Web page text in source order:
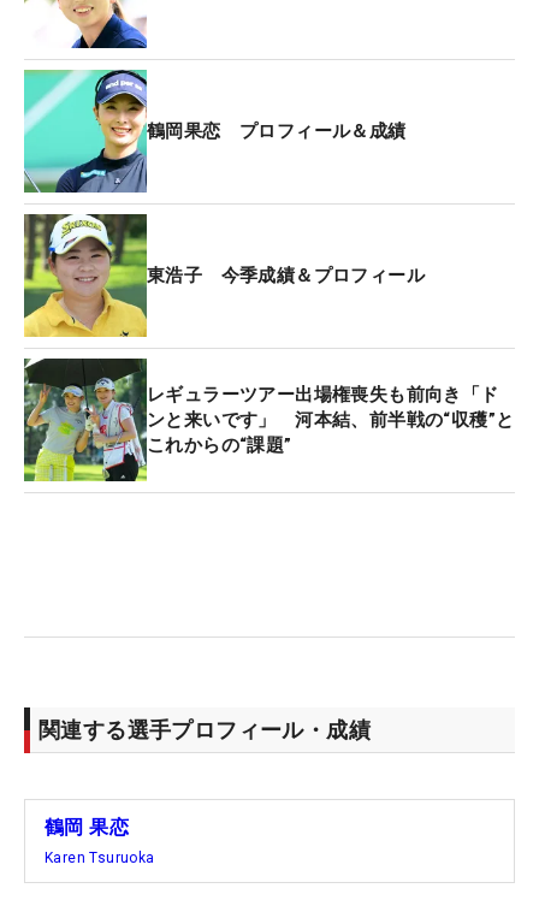
鶴岡果恋 プロフィール＆成績
東浩子 今季成績＆プロフィール
レギュラーツアー出場権喪失も前向き「ド
ンと来いです」 河本結、前半戦の“収穫”と
これからの“課題”
関連する選手プロフィール・成績
鶴岡 果恋
Karen Tsuruoka